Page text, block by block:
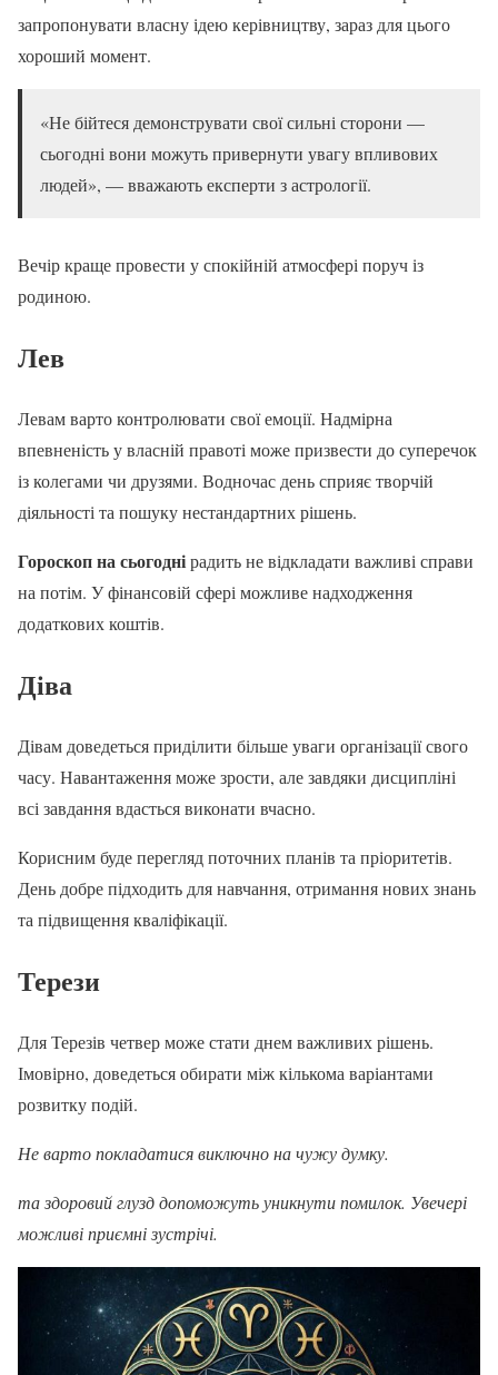
запропонувати власну ідею керівництву, зараз для цього
хороший момент.
«Не бійтеся демонструвати свої сильні сторони —
сьогодні вони можуть привернути увагу впливових
людей», — вважають експерти з астрології.
Вечір краще провести у спокійній атмосфері поруч із
родиною.
Лев
Левам варто контролювати свої емоції. Надмірна
впевненість у власній правоті може призвести до суперечок
із колегами чи друзями. Водночас день сприяє творчій
діяльності та пошуку нестандартних рішень.
Гороскоп на сьогоднірадить не відкладати важливі справи
на потім. У фінансовій сфері можливе надходження
додаткових коштів.
Діва
Дівам доведеться приділити більше уваги організації свого
часу. Навантаження може зрости, але завдяки дисципліні
всі завдання вдасться виконати вчасно.
Корисним буде перегляд поточних планів та пріоритетів.
День добре підходить для навчання, отримання нових знань
та підвищення кваліфікації.
Терези
Для Терезів четвер може стати днем важливих рішень.
Імовірно, доведеться обирати між кількома варіантами
розвитку подій.
Не варто покладатися виключно на чужу думку.
та здоровий глузд допоможуть уникнути помилок. Увечері
можливі приємні зустрічі.